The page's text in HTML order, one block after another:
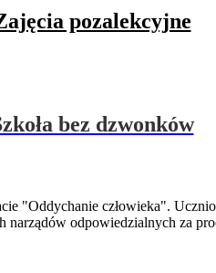
pozalekcyjne
bez dzwonków
"Oddychanie człowieka".
odpowiedzialnych za